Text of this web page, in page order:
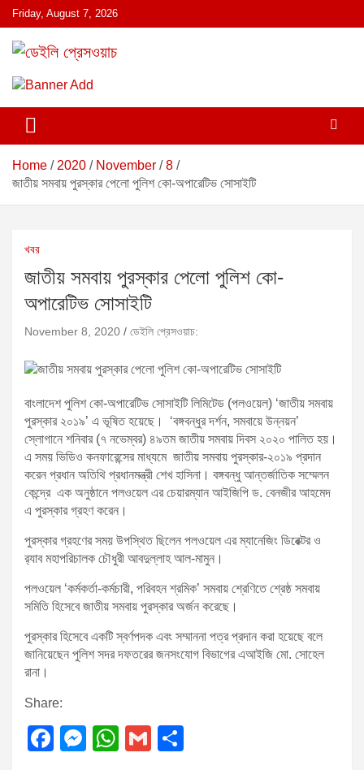
k
n
Friday, August 7, 2026
ডেইলি প্রেসওয়াচ
Home 2020 November
8
জাতীয় সমবায় পুরস্কার পেলো পুলিশ কো-অপারেটিভ সোসাইটি
খবর
জাতীয় সমবায় পুরস্কার পেলো পুলিশ কো-
অপারেটিভ সোসাইটি
November 8, 2020 ডেইলি প্রেসওয়াচ:
বাংলাদেশ পুলিশ কো-অপারেটিভ সোসাইটি লিমিটেড (পলওয়েল) ‘জাতীয় সমবায়
পুরস্কার ২০১৯’ এ ভূষিত হয়েছে। ‘বঙ্গবন্ধুর দর্শন, সমবায়ে উন্নয়ন’
স্লোগানে শনিবার (৭ নভেম্বর) ৪৯তম জাতীয় সমবায় দিবস ২০২০ পালিত হয়।
এ সময় ভিডিও কনফারেন্সের মাধ্যমে জাতীয় সমবায় পুরস্কার-২০১৯ প্রদান
করেন প্রধান অতিথি প্রধানমন্ত্রী শেখ হাসিনা। বঙ্গবন্ধু আন্তর্জাতিক সম্মেলন
কেন্দ্রে এক অনুষ্ঠানে পলওয়েল এর চেয়ারম্যান আইজিপি ড. বেনজীর আহমেদ
এ পুরস্কার গ্রহণ করেন।
পুরস্কার গ্রহণের সময় উপস্থিত ছিলেন পলওয়েল এর ম্যানেজিং ডিরেক্টর ও
র‌্যাব মহাপরিচালক চৌধুরী আবদুল্লাহ আল-মামুন।
পলওয়েল ‘কর্মকর্তা-কর্মচারী, পরিবহন শ্রমিক’ সমবায় শ্রেণিতে শ্রেষ্ঠ সমবায়
সমিতি হিসেবে জাতীয় সমবায় পুরস্কার অর্জন করেছে।
পুরস্কার হিসেবে একটি স্বর্ণপদক এবং সম্মাননা পত্র প্রদান করা হয়েছে বলে
জানিয়েছেন পুলিশ সদর দফতরের জনসংযোগ বিভাগের এআইজি মো. সোহেল
রানা।
Share:
F
M
W
G